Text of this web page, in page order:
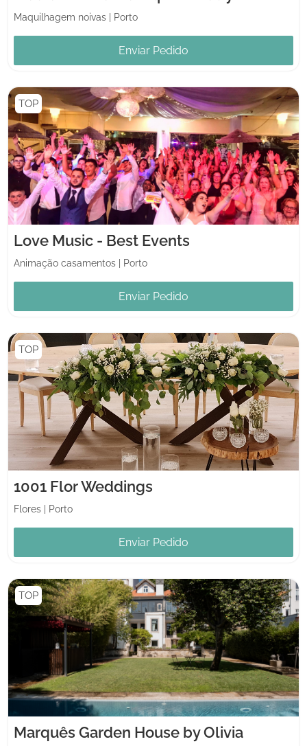
Maquilhagem noivas Porto
Enviar Pedido
TOP
Love Music - Best Events
Animação casamentos Porto
Enviar Pedido
TOP
1001 Flor Weddings
Flores Porto
Enviar Pedido
TOP
Marquês Garden House by Olivia